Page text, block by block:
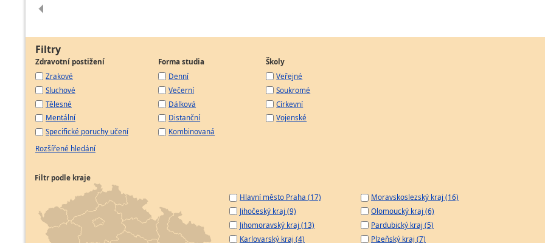
Filtry
Zdravotní postižení
Zrakové
Sluchové
Tělesné
Mentální
Specifické poruchy učení
Forma studia
Denní
Večerní
Dálková
Distanční
Kombinovaná
Školy
Veřejné
Soukromé
Církevní
Vojenské
Rozšířené hledání
Filtr podle kraje
Hlavní město Praha (17)
Jihočeský kraj (9)
Jihomoravský kraj (13)
Karlovarský kraj (4)
Moravskoslezský kraj (16)
Olomoucký kraj (6)
Pardubický kraj (5)
Plzeňský kraj (7)